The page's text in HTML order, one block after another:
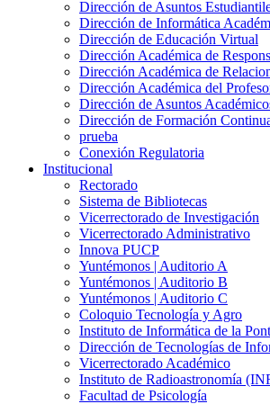
Dirección de Asuntos
Dirección de Informática
Dirección de Educación Virtual
Dirección Académica de
Dirección Académica de
Dirección Académica del
Dirección de Asuntos
Dirección de Formación
prueba
Conexión Regulatoria
Institucional
Rectorado
Sistema de Bibliotecas
Vicerrectorado de Investigación
Vicerrectorado Administrativo
Innova PUCP
Yuntémonos | Auditorio A
Yuntémonos | Auditorio B
Yuntémonos | Auditorio C
Coloquio Tecnología y Agro
Instituto de Informática de la
Dirección de Tecnologías de
Vicerrectorado Académico
Instituto de Radioastronomía
Facultad de Psicología